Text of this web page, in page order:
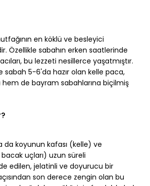
en köklü ve besleyici
Özellikle sabahın erken saatlerinde
bu lezzeti nesillerce yaşatmıştır.
sabah 5-6'da hazır olan kelle paca,
hem de bayram sabahlarına biçilmiş
da koyunun kafası (kelle) ve
uçları) uzun süreli
edilen, jelatinli ve doyurucu bir
son derece zengin olan bu